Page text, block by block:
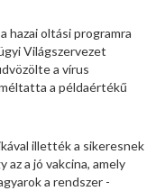
hazai oltási programra
Világszervezet
a vírus
a példaértékű
illették a sikeresnek
a jó vakcina, amely
a rendszer